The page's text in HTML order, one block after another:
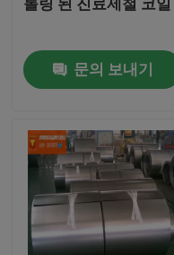
연락처
견적 요청
스테인리스강 코일
냉연 강판 코일
롤링 된 진료제철 코일
문의 보내기